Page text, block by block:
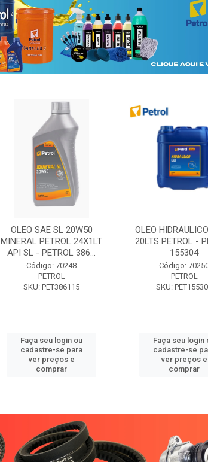
OLEO SAE SL 20W50
MINERAL PETROL 24X1LT
API SL - PETROL 386...
Código: 70248
PETROL
SKU: PET386115
Faça seu login ou
cadastre-se para
ver preços e
comprar
OLEO
20LTS PETROL -
155304
Código:
PETROL
SKU:
Faça seu login
cadastre-se
ver preços e
comprar